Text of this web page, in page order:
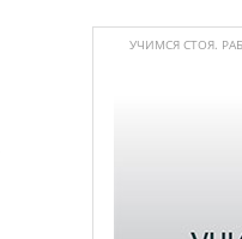
УЧИМСЯ СТОЯ.